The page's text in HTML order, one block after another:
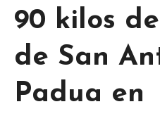
90 kilos
de San
Padua en